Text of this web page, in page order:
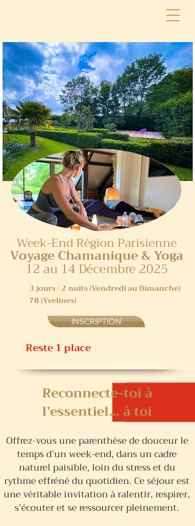
Week-End Région Parisienne
Voyage Chamanique& Yoga
12 au 14 Décembre 2025
3 jours / 2 nuits (Vendredi au Dimanche)​
78 (Yvelines)
INSCRIPTION
Reste 1 place
Reconnecte-toi à
l’essentiel… à toi
Offrez-vous une parenthèse de douceur le
temps d’un week-end, dans un cadre
naturel paisible, loin du stress et du
rythme effréné du quotidien. Ce séjour est
une véritable invitation à ralentir, respirer,
s’écouter et se ressourcer pleinement.